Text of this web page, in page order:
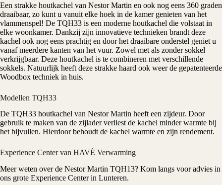
Een strakke houtkachel van Nestor Martin en ook nog eens 360 graden
draaibaar, zo kunt u vanuit elke hoek in de kamer genieten van het
vlammenspel! De TQH33 is een moderne houtkachel die volstaat in
elke woonkamer. Dankzij zijn innovatieve technieken brandt deze
kachel ook nog eens prachtig en door het draaibare onderstel geniet u
vanaf meerdere kanten van het vuur. Zowel met als zonder sokkel
verkrijgbaar. Deze houtkachel is te combineren met verschillende
sokkels. Natuurlijk heeft deze strakke haard ook weer de gepatenteerde
Woodbox techniek in huis.
Modellen TQH33
De TQH33 houtkachel van Nestor Martin heeft een zijdeur. Door
gebruik te maken van de zijlader verliest de kachel minder warmte bij
het bijvullen. Hierdoor behoudt de kachel warmte en zijn rendement.
Experience Center van HAVÉ Verwarming
Meer weten over de Nestor Martin TQH13? Kom langs voor advies in
ons grote Experience Centerin Lunteren.